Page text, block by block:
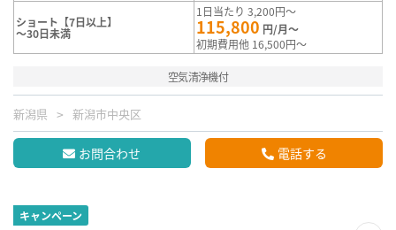
ショート【7日以上】
～30日未満
1日当たり 3,200円～
115,800 円/月～
初期費用他 16,500円～
空気清浄機付
新潟県 新潟市中央区
お問合わせ 電話する
キャンペーン